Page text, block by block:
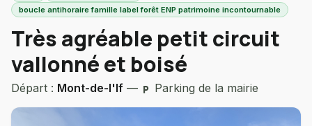
boucle antihoraire famille label forêt ENP patrimoine incontournable
Très agréable petit circuit
vallonné et boisé
Départ : Mont-de-l'If — local_parking Parking de la mairie